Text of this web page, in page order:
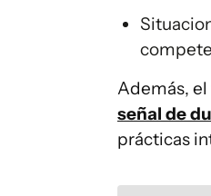
Además,
señal de
prácticas